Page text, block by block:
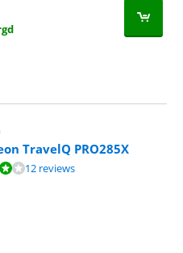
TravelQ PRO285X
op 12 reviews.
12 reviews